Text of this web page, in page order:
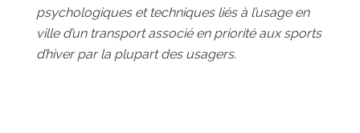
psychologiques et techniques liés à l’usage en
ville d’un transport associé en priorité aux sports
d’hiver par la plupart des usagers.